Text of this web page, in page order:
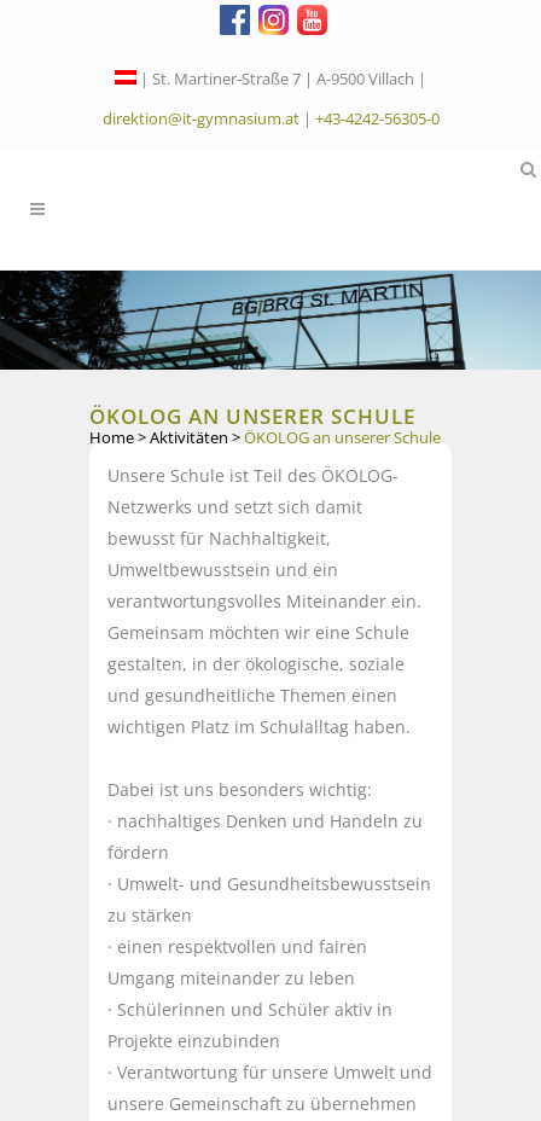
| St. Martiner-Straße 7 | A-9500 Villach |
direktion@it-gymnasium.at| +43-4242-56305-0
ÖKOLOG AN UNSERER SCHULE
Home>Aktivitäten >ÖKOLOG an unserer Schule
Unsere Schule ist Teil des ÖKOLOG-
Netzwerks und setzt sich damit
bewusst für Nachhaltigkeit,
Umweltbewusstsein und ein
verantwortungsvolles Miteinander ein.
Gemeinsam möchten wir eine Schule
gestalten, in der ökologische, soziale
und gesundheitliche Themen einen
wichtigen Platz im Schulalltag haben.
Dabei ist uns besonders wichtig:
· nachhaltiges Denken und Handeln zu
fördern
· Umwelt- und Gesundheitsbewusstsein
zu stärken
· einen respektvollen und fairen
Umgang miteinander zu leben
· Schülerinnen und Schüler aktiv in
Projekte einzubinden
· Verantwortung für unsere Umwelt und
unsere Gemeinschaft zu übernehmen